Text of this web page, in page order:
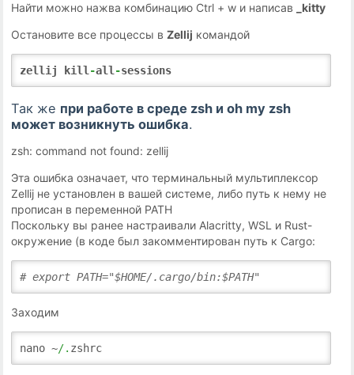
Найти можно нажва комбинацию Ctrl + w и написав
_kitty
Остановите все процессы вZellij командой
zellij kill-all-sessions
Так же при работе в среде zsh и oh my zsh
может возникнуть ошибка.
zsh: command not found: zellij
Эта ошибка означает, что терминальный мультиплексор
Zellij не установлен в вашей системе, либо путь к нему не
прописан в переменной PATH
Поскольку вы ранее настраивали Alacritty, WSL и Rust-
окружение (в коде был закомментирован путь к Cargo:
# export PATH="$HOME/.cargo/bin:$PATH"
Заходим
nano ~/. zshrc